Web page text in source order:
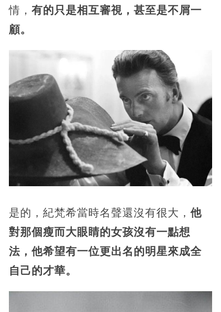
情， 有的只是相互審視，甚至是不屑一
顧。
是的，紀梵希當時名聲還沒有很大， 他
對那個瘦而大眼睛的女孩沒有一點想
法，他希望有一位更出名的明星來成全
自己的才華。